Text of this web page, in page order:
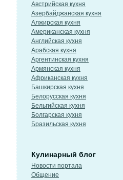
Австрийская кухня
Азербайджанская кухня
Алжирская кухня
Американская кухня
Английская кухня
Арабская кухня
Аргентинская кухня
Армянская кухня
Африканская кухня
Башкирская кухня
Белорусская кухня
Бельгийская кухня
Болгарская кухня
Бразильская кухня
Кулинарный блог
Новости портала
Общение